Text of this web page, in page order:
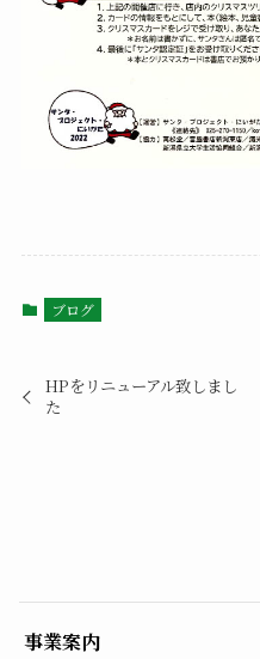
ブログ
HPをリニューアル致しまし
た
事業案内